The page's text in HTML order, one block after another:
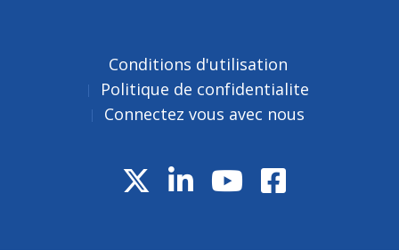
Conditions d'utilisation
Politique de confidentialite
Connectez vous avec nous